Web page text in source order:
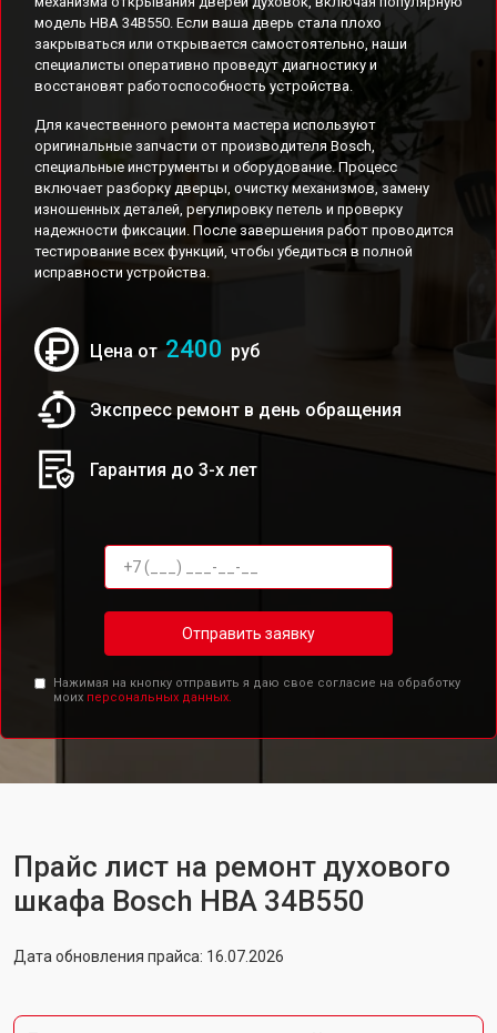
модель HBA 34B550. Если ваша дверь стала плохо
закрываться или открывается самостоятельно, наши
специалисты оперативно проведут диагностику и
восстановят работоспособность устройства.
Для качественного ремонта мастера используют
оригинальные запчасти от производителя Bosch,
специальные инструменты и оборудование. Процесс
включает разборку дверцы, очистку механизмов, замену
изношенных деталей, регулировку петель и проверку
надежности фиксации. После завершения работ проводится
тестирование всех функций, чтобы убедиться в полной
исправности устройства.
Цена от 2400 руб
Экспресс ремонт в день обращения
Гарантия до 3-х лет
Отправить заявку
Нажимая на кнопку отправить я даю свое согласие на обработку
моих персональных данных.
Прайс лист на ремонт духового
шкафа Bosch HBA 34B550
Дата обновления прайса: 16.07.2026